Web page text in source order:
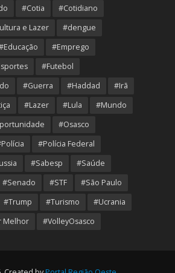
#Cotia
#Cotidiano
e Lazer
#dengue
#Emprego
#Futebol
#Guerra #Haddad
#Irã
#Lazer #Lula
#Mundo
#Osasco
#Polícia Federal
#Sabesp
#Saúde
#Senado #STF
#São Paulo
#Trump #Turismo
#Ucrania
Melhor #VolleyOsasco